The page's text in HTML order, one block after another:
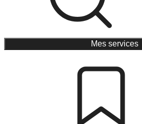
Mes services